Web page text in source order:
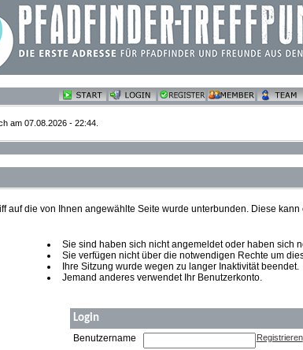
am 07.08.2026 - 22:44.
auf die von Ihnen angewählte Seite wurde unterbunden. Diese
Sie sind haben sich nicht angemeldet oder haben sich
Sie verfügen nicht über die notwendigen Rechte um
Ihre Sitzung wurde wegen zu langer Inaktivität beendet.
Jemand anderes verwendet Ihr Benutzerkonto.
Login
Benutzername Registrieren